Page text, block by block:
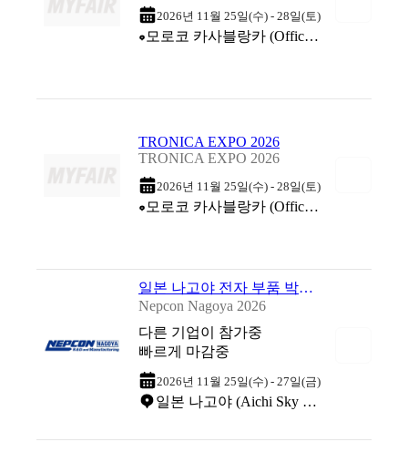
2026년 11월 25일(수) - 28일(토)
모로코 카사블랑카 (Office des Foires et Expositions de Casablanca (OFEC))
TRONICA EXPO 2026
TRONICA EXPO 2026
2026년 11월 25일(수) - 28일(토)
모로코 카사블랑카 (Office des Foires et Expositions de Casablanca (OFEC))
일본 나고야 전자 부품 박람회 2026
Nepcon Nagoya 2026
다른 기업이 참가중
빠르게 마감중
2026년 11월 25일(수) - 27일(금)
일본 나고야 (Aichi Sky Expo)